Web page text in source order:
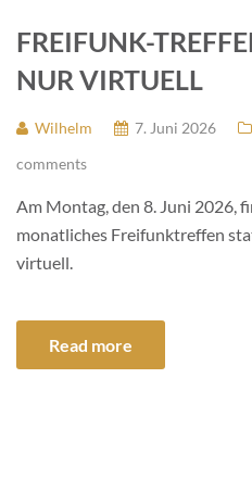
FREIFUNK-
NUR VIRTUELL
Wilhelm 7. Juni 2026
comments
Am Montag, den 8. Juni 2026,
monatliches Freifunktreffen
virtuell.
Read more